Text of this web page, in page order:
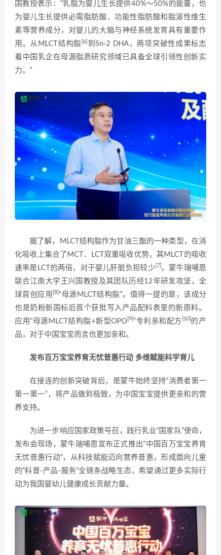
国教授表示：“乳脂为婴儿生长提供40%～50%的能量，也
为婴儿生长提供必需脂肪酸、功能性脂肪酸和脂溶性维生
素等营养成分，对婴儿的大脑与神经系统发育具有重要作
用。从MLCT结构脂 [6] 到Sn-2 DHA，两项突破性成果标志
着中国乳企在母源脂质研究领域已具备全球引领性创新实
力。”
据了解，MLCT结构脂作为甘油三酯的一种类型，在消
化吸收上集合了MCT、LCT双重吸收优势，其MLCT的吸收
速率是LCT的两倍，对于婴儿肝脏负担较少 [7] 。蒙牛瑞哺恩
联合江南大学王兴国教授及其团队历经12年研发攻坚，全
球首创应用 [8]“母源MLCT结构脂”。值得一提的是，该成分
也是奶粉新国标后首个获批写入产品配料表里的新原料。
应用“母源MLCT结构脂+新型OPO [9] ”专利亲和配方 [10] 的产
品，对于中国宝宝而言也更加亲和。
发布百万宝宝养育无忧普惠行动 多维赋能科学育儿
在接连的创新突破背后，是蒙牛始终坚持“消费者第一
第一第一”，将产品做到极致，为中国宝宝提供更亲和的营
养支持。
为进一步响应国家政策号召，践行乳业“国家队”使命，
发布会现场，蒙牛瑞哺恩宣布正式推出“中国百万宝宝养育
无忧普惠行动”，从科技赋能迈向营养普惠，形成面向儿童
的“科普-产品-服务”全链条战略生态，希望通过更多实际行
动为我国婴幼儿健康成长贡献力量。